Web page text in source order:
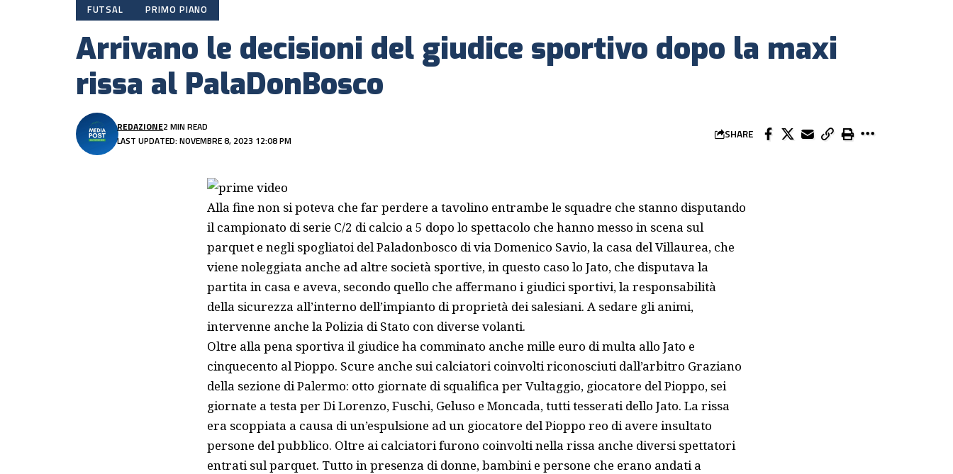
FUTSAL PRIMO PIANO
Arrivano le decisioni del giudice sportivo dopo la maxi
rissa al PalaDonBosco
LAST UPDATED: NOVEMBRE 8, 2023 12:08 PM
REDAZIONE2 MIN READ SHARE
Alla fine non si poteva che far perdere a tavolino entrambe le squadre che stanno disputando
il campionato di serie C/2 di calcio a 5 dopo lo spettacolo che hanno messo in scena sul
parquet e negli spogliatoi del Paladonbosco di via Domenico Savio, la casa del Villaurea, che
viene noleggiata anche ad altre società sportive, in questo caso lo Jato, che disputava la
partita in casa e aveva, secondo quello che affermano i giudici sportivi, la responsabilità
della sicurezza all’interno dell’impianto di proprietà dei salesiani. A sedare gli animi,
intervenne anche la Polizia di Stato con diverse volanti.
Oltre alla pena sportiva il giudice ha comminato anche mille euro di multa allo Jato e
cinquecento al Pioppo. Scure anche sui calciatori coinvolti riconosciuti dall’arbitro Graziano
della sezione di Palermo: otto giornate di squalifica per Vultaggio, giocatore del Pioppo, sei
giornate a testa per Di Lorenzo, Fuschi, Geluso e Moncada, tutti tesserati dello Jato. La rissa
era scoppiata a causa di un’espulsione ad un giocatore del Pioppo reo di avere insultato
persone del pubblico. Oltre ai calciatori furono coinvolti nella rissa anche diversi spettatori
entrati sul parquet. Tutto in presenza di donne, bambini e persone che erano andati a